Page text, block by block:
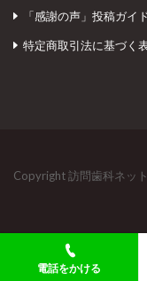
電話をかける
「感謝の声」投稿ガイ
特定商取引法に基づく
Copyright 訪問歯科ネッ